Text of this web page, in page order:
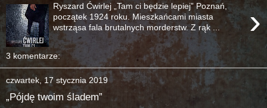
›
Ryszard Ćwirlej „Tam ci będzie lepiej” Poznań,
początek 1924 roku. Mieszkańcami miasta
wstrząsa fala brutalnych morderstw. Z rąk ...
3 komentarze:
czwartek, 17 stycznia 2019
„Pójdę twoim śladem”